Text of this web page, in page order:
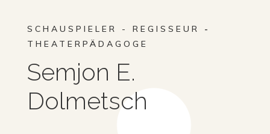
SCHAUSPIELER - REGISSEUR
-
THEATERPÄDAGOGE
Semjon E.
Dolmetsch